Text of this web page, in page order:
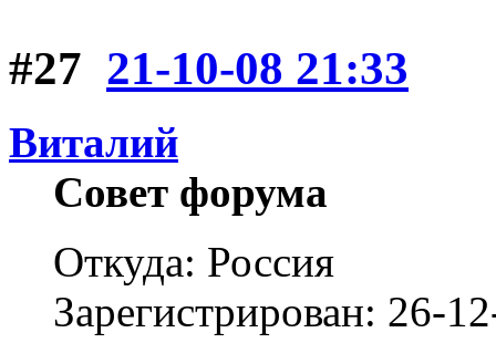
#27 21-10-08 21:33
Виталий
Совет форума
Откуда: Россия
Зарегистрирован: 26-